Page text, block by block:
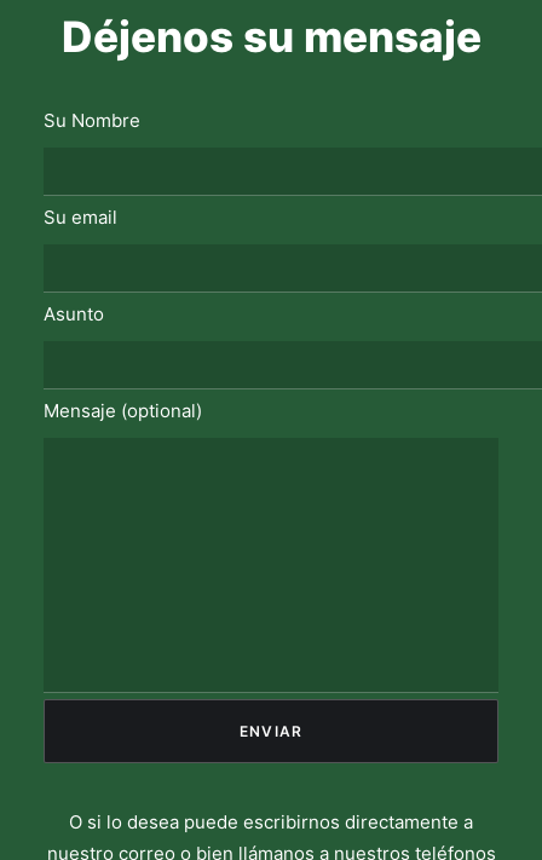
Déjenos su mensaje
Su Nombre
Su email
Asunto
Mensaje (optional)
O si lo desea puede escribirnos directamente a
nuestro correo o bien llámanos a nuestros teléfonos